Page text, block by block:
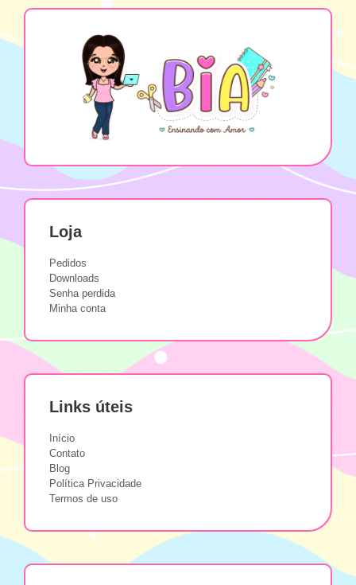
Loja
Pedidos
Downloads
Senha perdida
Minha conta
Links úteis
Início
Contato
Blog
Política Privacidade
Termos de uso